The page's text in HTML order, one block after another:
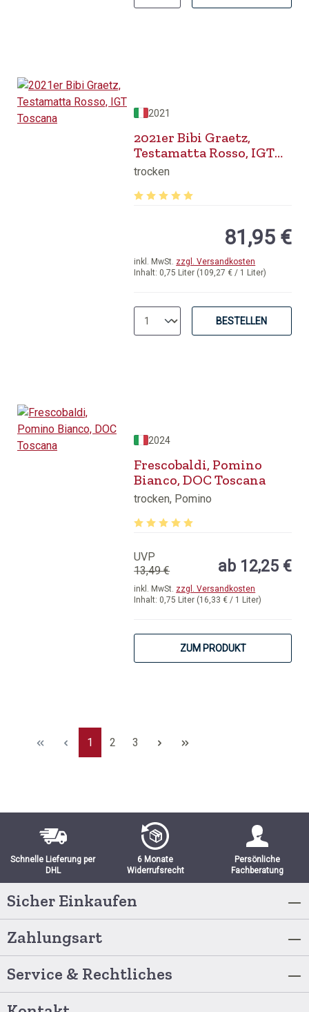
2021
2021er Bibi Graetz,
Testamatta Rosso, IGT
Toscana
trocken
Inhalt: 0,75 Liter (109,27 € / 1 Liter)
inkl. MwSt. zzgl. Versandkosten
81,95 €
BESTELLEN
2024
Frescobaldi, Pomino
Bianco, DOC Toscana
trocken, Pomino
Inhalt: 0,75 Liter (16,33 € / 1 Liter)
inkl. MwSt. zzgl. Versandkosten
UVP
13,49 €
ab 12,25 €
ZUM PRODUKT
Seite
1 Seite
2 Seite
3
Schnelle Lieferung per
DHL
6 Monate
Widerrufsrecht
Persönliche
Fachberatung
Sicher Einkaufen
Zahlungsart
Service & Rechtliches